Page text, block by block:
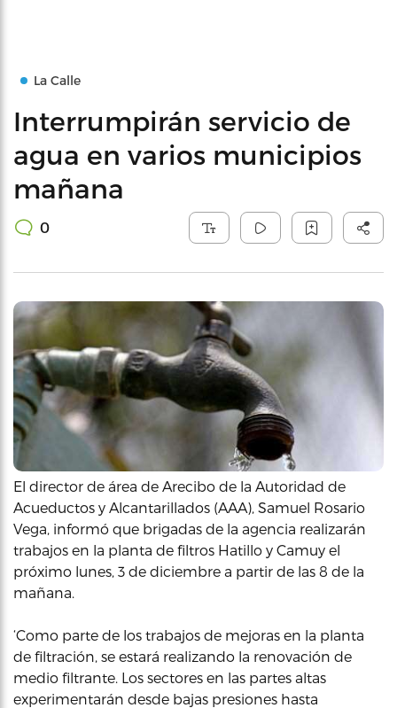
La Calle
Interrumpirán servicio de
agua en varios municipios
mañana
0
El director de área de Arecibo de la Autoridad de
Acueductos y Alcantarillados (AAA), Samuel Rosario
Vega, informó que brigadas de la agencia realizarán
trabajos en la planta de filtros Hatillo y Camuy el
próximo lunes, 3 de diciembre a partir de las 8 de la
mañana.
‘Como parte de los trabajos de mejoras en la planta
de filtración, se estará realizando la renovación de
medio filtrante. Los sectores en las partes altas
experimentarán desde bajas presiones hasta